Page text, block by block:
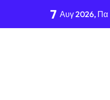
Μουσείο από 8/8
7 Αυγ 2026, Πα